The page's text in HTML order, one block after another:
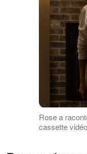
Rose a
cassette